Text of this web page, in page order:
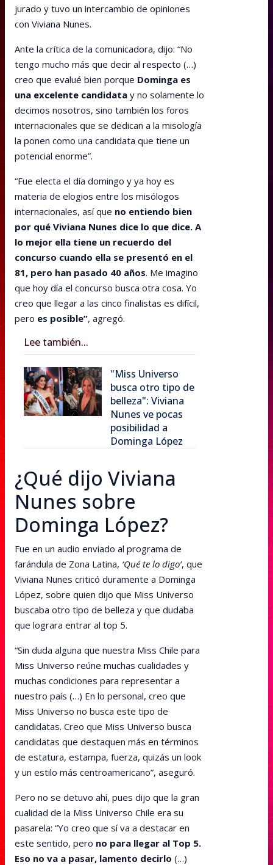
jurado y tuvo un intercambio de opiniones
con Viviana Nunes.
Ante la crítica de la comunicadora, dijo: “No
tengo mucho más que decir al respecto (…)
creo que evalué bien porque Dominga es
una excelente candidata y no solamente lo
decimos nosotros, sino también los foros
internacionales que se dedican a la misología
la ponen como una candidata que tiene un
potencial enorme”.
“Fue electa el día domingo y ya hoy es
materia de elogios entre los misólogos
internacionales, así que no entiendo bien
por qué Viviana Nunes dice lo que dice. A
lo mejor ella tiene un recuerdo del
concurso cuando ella se presentó en el
81, pero han pasado 40 años. Me imagino
que hoy día el concurso busca otra cosa. Yo
creo que llegar a las cinco finalistas es difícil,
pero es posible”, agregó.
Lee también...
"Miss Universo
busca otro tipo de
belleza": Viviana
Nunes ve pocas
posibilidad a
Dominga López
¿Qué dijo Viviana
Nunes sobre
Dominga López?
Fue en un audio enviado al programa de
farándula de Zona Latina, ‘Qué te lo digo’, que
Viviana Nunes criticó duramente a Dominga
López, sobre quien dijo que Miss Universo
buscaba otro tipo de belleza y que dudaba
que lograra entrar al top 5.
“Sin duda alguna que nuestra Miss Chile para
Miss Universo reúne muchas cualidades y
muchas condiciones para representar a
nuestro país (…) En lo personal, creo que
Miss Universo no busca este tipo de
candidatas. Creo que Miss Universo busca
candidatas que destaquen más en términos
de estatura, estampa, fuerza, quizás un look
y un estilo más centroamericano”, aseguró.
Pero no se detuvo ahí, pues dijo que la gran
cualidad de la Miss Universo Chile era su
pasarela: “Yo creo que sí va a destacar en
este sentido, pero no para llegar al Top 5.
Eso no va a pasar, lamento decirlo (…)